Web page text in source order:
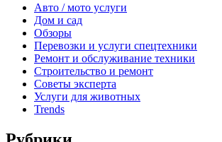
Авто / мото услуги
Дом и сад
Обзоры
Перевозки и услуги спецтехники
Ремонт и обслуживание техники
Строительство и ремонт
Советы эксперта
Услуги для животных
Trends